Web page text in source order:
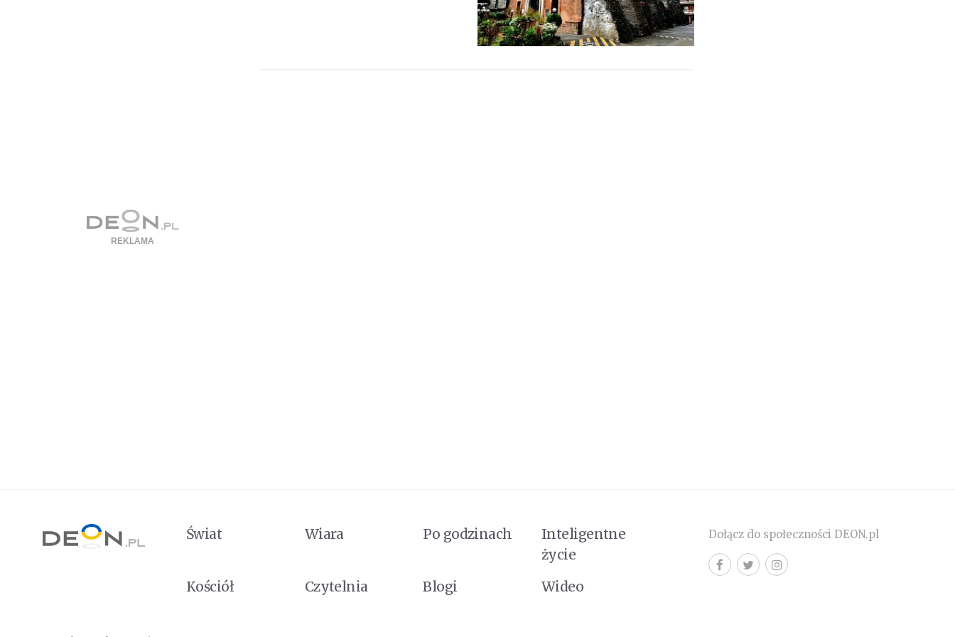
Świat Wiara Po godzinach
Inteligentne
życie
Kościół
Czytelnia Blogi Wideo
Dołącz do społeczności DEON.pl